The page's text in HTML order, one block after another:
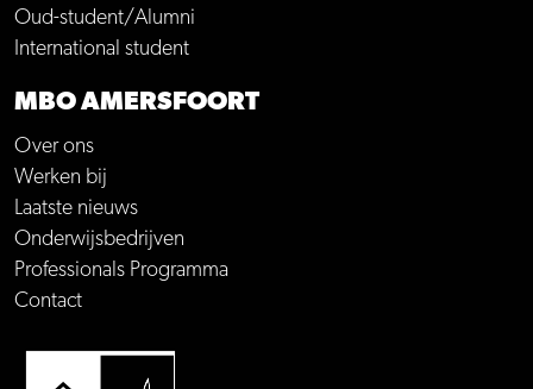
Oud-student/Alumni
International student
MBO AMERSFOORT
Over ons
Werken bij
Laatste nieuws
Onderwijsbedrijven
Professionals Programma
Contact